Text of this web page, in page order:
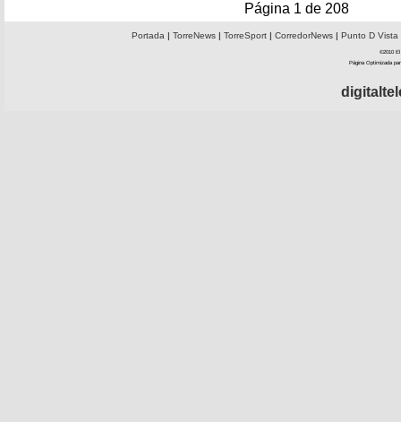
Página 1 de 208
Portada | TorreNews| TorreSport| CorredorNews| Punto D Vista
©2010 El
Página Optimizada